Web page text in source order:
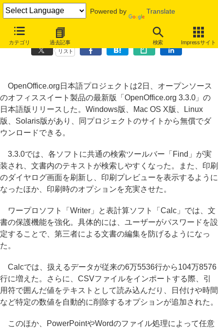
Powered by Translate
カテゴリ 過去記事 検索 Impressサイト
OpenOffice 3.3.0日本語版リリース、脆弱性も修正
リスト
OpenOffice.org日本語プロジェクトは2日、オープンソース
のオフィススイート製品の最新版「OpenOffice.org 3.3.0」の
日本語版リリースした。Windows版、Mac OS X版、Linux
版、Solaris版があり、同プロジェクトのサイトから無償でダ
ウンロードできる。
3.3.0では、各ソフトに共通の検索ツールバー「Find」が実
装され、文書内のテキストが検索しやすくなった。また、印刷
のダイヤログ画面を刷新し、印刷プレビューを表示するように
なったほか、印刷時のオプションを充実させた。
ワープロソフト「Writer」と表計算ソフト「Calc」では、文
書の保護機能を強化。具体的には、ユーザーがパスワードを設
定することで、第三者による文書の編集を防げるようになっ
た。
Calcでは、扱えるデータが従来の6万5536行から104万8576
行に増えた。さらに、CSVファイルをインポートする際、引
用符で囲んだ値をテキストとして読み込んだり、日付けや時間
など特定の数値を自動的に削除するオプションが追加された。
このほか、PowerPointやWordのファイル処理によって任意